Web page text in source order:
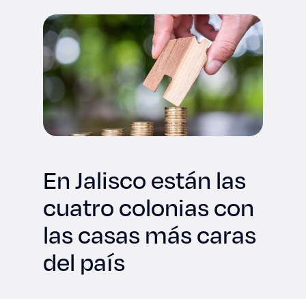
En Jalisco están las
cuatro colonias con
las casas más caras
del país